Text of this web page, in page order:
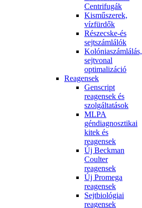
Centrifugák
Kisműszerek,
vízfürdők
Részecske-és
sejtszámlálók
Kolóniaszámlálás,
sejtvonal
optimalizáció
Reagensek
Genscript
reagensek és
szolgáltatások
MLPA
géndiagnosztikai
kitek és
reagensek
Új Beckman
Coulter
reagensek
Új Promega
reagensek
Sejtbiológiai
reagensek